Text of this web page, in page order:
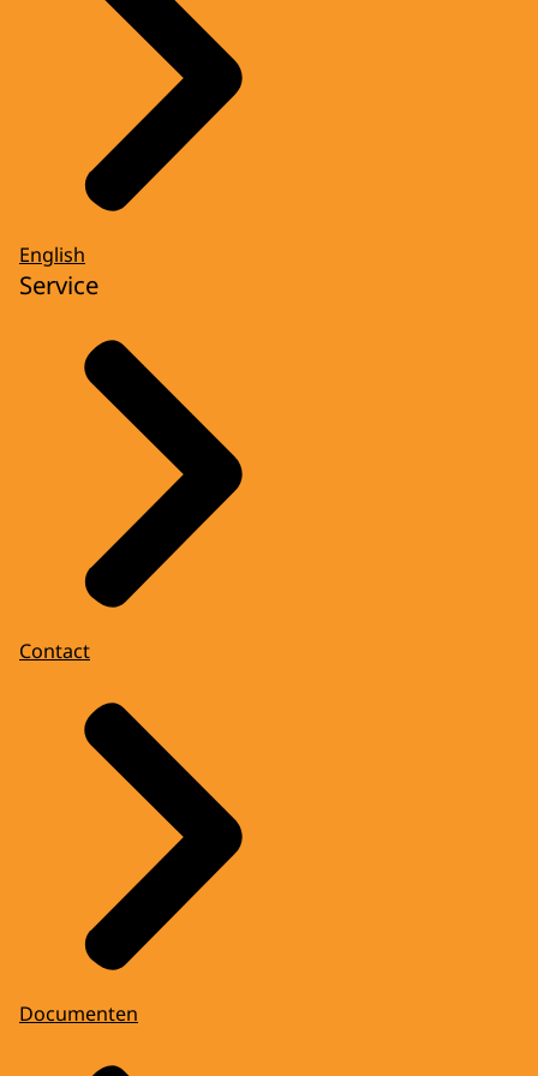
Al generaties... nou ja, dat heeft mijn opa
wel verteld, hebben wij hier al geboerd.
Nou, dat wil ik graag voortzetten en ik zie
hier ook wel kansen.
Dit project, Innovatie Veenkoloniën, daar
zie je toch veel boeren en telers.
Het is een aantal jaren geleden opgezet, en
toch veel telers komen hier samen om te
bedrijfsleven om samen dit gebied meer
aantrekkelijk te maken en voor de telers
ook, om meerdere opbrengsten te behalen.
VOICE-OVER: Ook wordt een bezoek
gebracht aan het sociale
werkvoorzieningsbedrijf Wedeka in
Stadskanaal.
Hier worden mensen begeleid met een
(De Koning en Koningin lopen een grote hal
binnen.)
DIRECTEUR MUG: Wat vooral heel
belangrijk is we hebben een problematiek
in Oost-Groningen dat we aan de ene kant
een te grote onderkant van de
arbeidsmarkt hebben en aan de andere
kant een te ijle arbeidsmarkt om al die
koninklijk bezoek net even een boost en zet
English
Service
Contact
Documenten